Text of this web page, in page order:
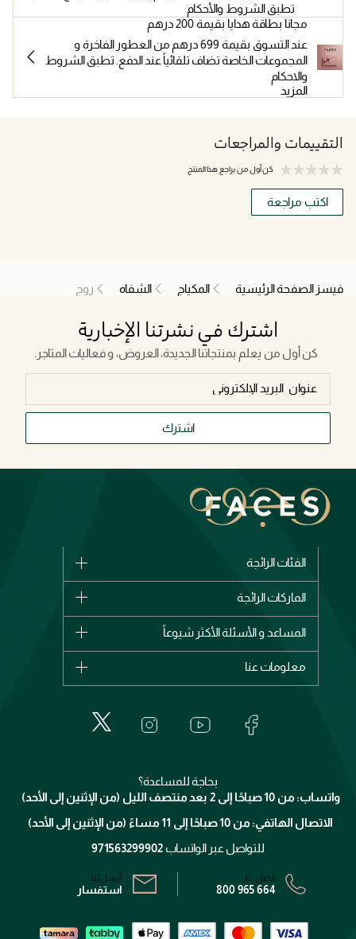
تطبق الشروط والأحكام
مجانا بطاقة هدايا بقيمة 200 درهم
عند التسوق بقيمة 699 درهم من العطور الفاخرة و
المجموعات الخاصة تضاف تلقائياً عند الدفع. تطبق الشروط
والاحكام
المزيد
التقييمات والمراجعات
كن أول من يراجع هذا المنتج
اكتب مراجعة
فيسز الصفحة الرئيسية المكياج الشفاه روج
اشترك في نشرتنا الإخبارية
كن أول من يعلم بمنتجاتنا الجديدة، العروض، و فعاليات المتاجر.
اشترك
الفئات الرائجة
الأكثر مبيعاً
اشترِ بطاقة هدية
الماركات الرائجة
بربري
إيف سان لوران
المساعد و الأسئلة الأكثر شيوعاً
الإرجاع
معلومات عنا
خدمات المعارض
برنامج الولاء ميوز
الشروط و الأحكام
سياسة الخصوصية
بحاجة للمساعدة؟
واتساب: من 10 صباحًا إلى 2 بعد منتصف الليل (من الإثنين إلى الأحد)
الاتصال الهاتفي: من 10 صباحًا إلى 11 مساءً (من الإثنين إلى الأحد)
للتواصل عبر الواتساب 971563299902
اتصل بنا:
800 965 664
أرسل لنا:
استفسار